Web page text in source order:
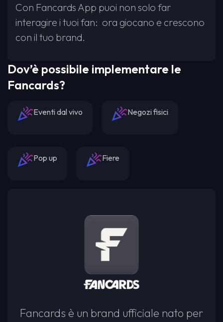
Con Fancards App puoi non solo far
interagire i tuoi fan: ora giocano e crescono
con il tuo brand.
Dov’è possibile implementare le
Fancards?
Eventi dal vivo Negozi fisici
Pop up Fiere
Fancards è un brand ufficiale nato per